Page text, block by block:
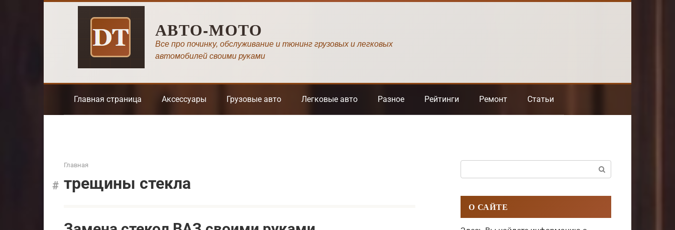
АВТО-МОТО
Все про починку, обслуживание и тюнинг грузовых и легковых
автомобилей своими руками
Главная страница Аксессуары Грузовые авто Легковые авто Разное Рейтинги Ремонт Статьи
Главная
трещины стекла
О САЙТЕ